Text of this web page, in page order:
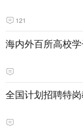
121
海内外百所高校
全国计划招聘特